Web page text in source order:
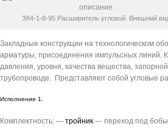
ЗК4-1-8-95 Расширитель угловой. Внешний
Закладные конструкции на технологическом
арматуры, присоединения импульсных линий.
давления, уровня, качества вещества,
трубопроводе. Представляют собой угловые
Исполнение 1.
Комплектность: — тройник — переход под